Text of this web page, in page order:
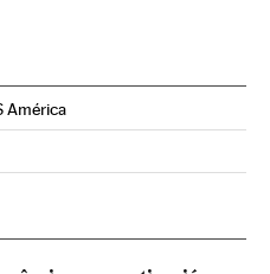
América
Twitter
en Instagram
Brasil en Facebook